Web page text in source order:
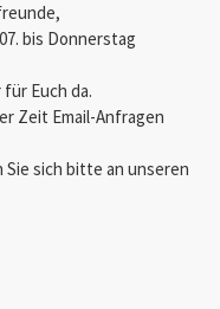
bis Donnerstag
Euch da.
Zeit Email-Anfragen
Sie sich bitte an unseren